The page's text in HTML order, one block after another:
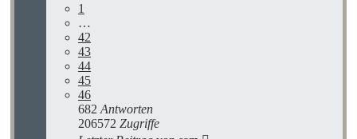
1
…
42
43
44
45
46
682 Antworten
206572 Zugriffe